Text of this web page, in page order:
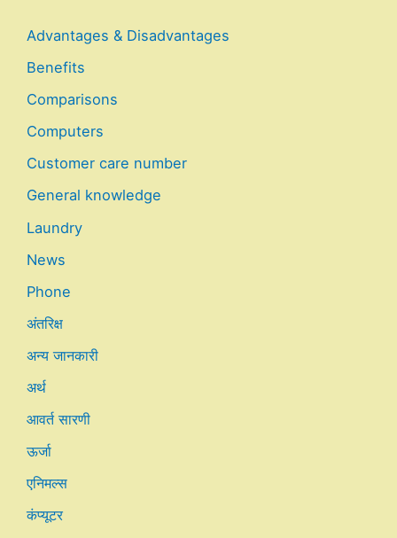
Advantages & Disadvantages
Benefits
Comparisons
Computers
Customer care number
General knowledge
Laundry
News
Phone
अंतरिक्ष
अन्य जानकारी
अर्थ
आवर्त सारणी
ऊर्जा
एनिमल्स
कंप्यूटर